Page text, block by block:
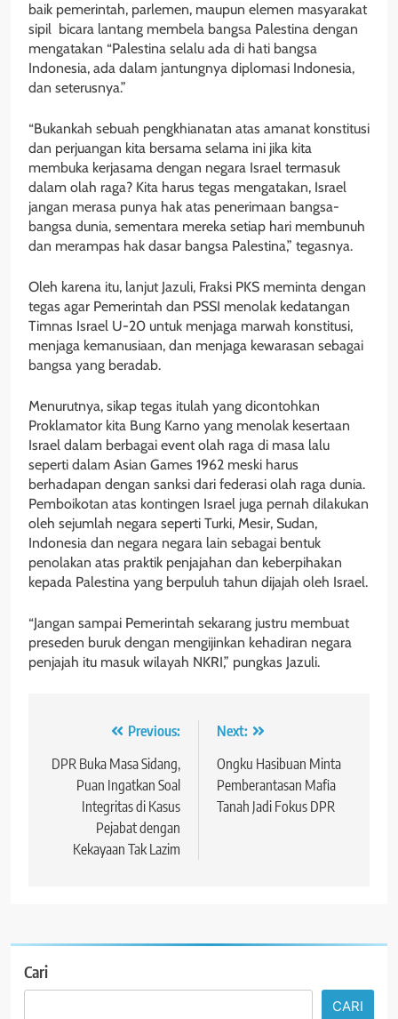
baik pemerintah, parlemen, maupun elemen masyarakat
sipil bicara lantang membela bangsa Palestina dengan
mengatakan “Palestina selalu ada di hati bangsa
Indonesia, ada dalam jantungnya diplomasi Indonesia,
dan seterusnya.”
“Bukankah sebuah pengkhianatan atas amanat konstitusi
dan perjuangan kita bersama selama ini jika kita
membuka kerjasama dengan negara Israel termasuk
dalam olah raga? Kita harus tegas mengatakan, Israel
jangan merasa punya hak atas penerimaan bangsa-
bangsa dunia, sementara mereka setiap hari membunuh
dan merampas hak dasar bangsa Palestina,” tegasnya.
Oleh karena itu, lanjut Jazuli, Fraksi PKS meminta dengan
tegas agar Pemerintah dan PSSI menolak kedatangan
Timnas Israel U-20 untuk menjaga marwah konstitusi,
menjaga kemanusiaan, dan menjaga kewarasan sebagai
bangsa yang beradab.
Menurutnya, sikap tegas itulah yang dicontohkan
Proklamator kita Bung Karno yang menolak kesertaan
Israel dalam berbagai event olah raga di masa lalu
seperti dalam Asian Games 1962 meski harus
berhadapan dengan sanksi dari federasi olah raga dunia.
Pemboikotan atas kontingen Israel juga pernah dilakukan
oleh sejumlah negara seperti Turki, Mesir, Sudan,
Indonesia dan negara negara lain sebagai bentuk
penolakan atas praktik penjajahan dan keberpihakan
kepada Palestina yang berpuluh tahun dijajah oleh Israel.
“Jangan sampai Pemerintah sekarang justru membuat
preseden buruk dengan mengijinkan kehadiran negara
penjajah itu masuk wilayah NKRI,” pungkas Jazuli.
Navigasi
pos
Previous:
DPR Buka Masa Sidang,
Puan Ingatkan Soal
Integritas di Kasus
Pejabat dengan
Kekayaan Tak Lazim
Next:
Ongku Hasibuan Minta
Pemberantasan Mafia
Tanah Jadi Fokus DPR
Cari
CARI